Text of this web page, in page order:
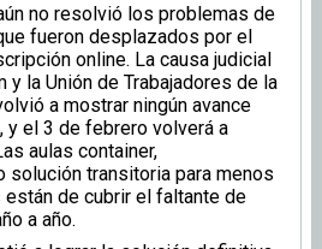
no resolvió los problemas de
fueron desplazados por el
online. La causa judicial
la Unión de Trabajadores de la
a mostrar ningún avance
el 3 de febrero volverá a
aulas container,
solución transitoria para menos
de cubrir el faltante de
a año.